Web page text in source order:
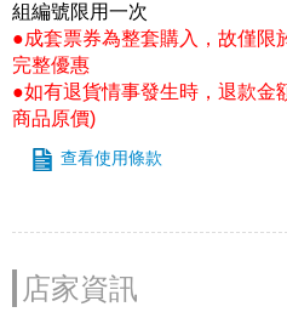
組編號限用一次
●成套票券為整套購入，故僅限
完整優惠
●如有退貨情事發生時，退款金
商品原價)
查看使用條款
店家資訊